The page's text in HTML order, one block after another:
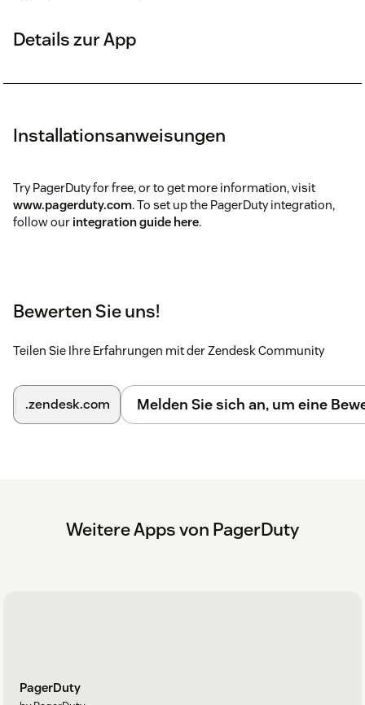
Details zur App
Installationsanweisungen
Try PagerDuty for free, or to get more information, visit
www.pagerduty.com. To set up the PagerDuty integration,
follow our integration guide here.
Bewerten Sie uns!
Teilen Sie Ihre Erfahrungen mit der Zendesk Community
.zendesk.com Melden Sie sich an, um eine
Weitere Apps von PagerDuty
PagerDuty